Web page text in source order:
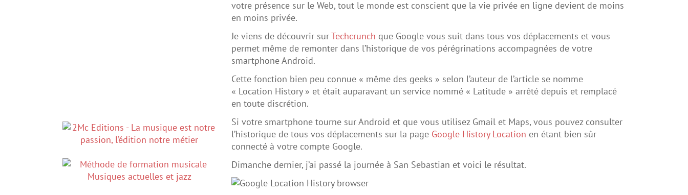
votre présence sur le Web, tout le monde est conscient que la vie privée en ligne devient de moins
en moins privée.
Je viens de découvrir surTechcrunch que Google vous suit dans tous vos déplacements et vous
permet même de remonter dans l’historique de vos pérégrinations accompagnées de votre
smartphone Android.
Cette fonction bien peu connue « même des geeks » selon l’auteur de l’article se nomme
« Location History » et était auparavant un service nommé « Latitude » arrêté depuis et remplacé
en toute discrétion.
Si votre smartphone tourne sur Android et que vous utilisez Gmail et Maps, vous pouvez consulter
l’historique de tous vos déplacements sur la page Google History Location en étant bien sûr
connecté à votre compte Google.
Dimanche dernier, j’ai passé la journée à San Sebastian et voici le résultat.